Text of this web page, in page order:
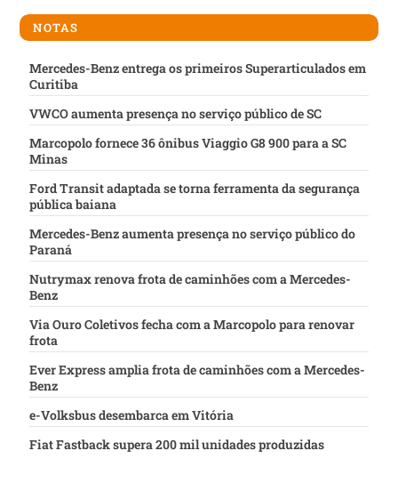
NOTAS
Mercedes-Benz entrega os primeiros Superarticulados em
Curitiba
VWCO aumenta presença no serviço público de SC
Marcopolo fornece 36 ônibus Viaggio G8 900 para a SC
Minas
Ford Transit adaptada se torna ferramenta da segurança
pública baiana
Mercedes-Benz aumenta presença no serviço público do
Paraná
Nutrymax renova frota de caminhões com a Mercedes-
Benz
Via Ouro Coletivos fecha com a Marcopolo para renovar
frota
Ever Express amplia frota de caminhões com a Mercedes-
Benz
e-Volksbus desembarca em Vitória
Fiat Fastback supera 200 mil unidades produzidas